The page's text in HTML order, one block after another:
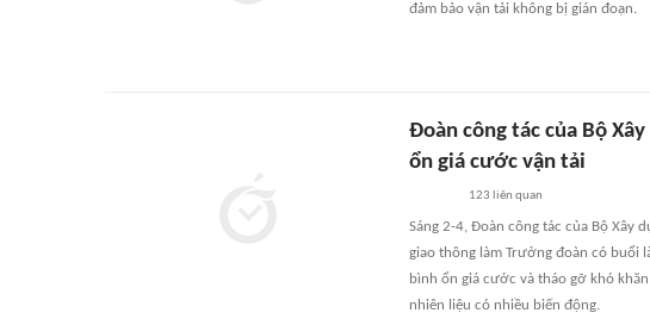
đảm bảo vận tải không bị gián đoạn.
Đoàn công tác của Bộ
ổn giá cước vận tải
123 liên quan
Sáng 2-4, Đoàn công tác của Bộ Xây
giao thông làm Trưởng đoàn có buổi
bình ổn giá cước và tháo gỡ khó
nhiên liệu có nhiều biến động.